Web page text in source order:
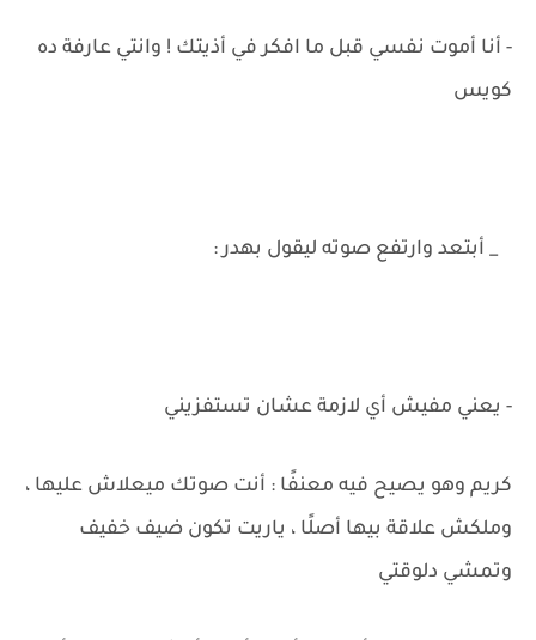
- أنا أموت نفسي قبل ما افكر في أذيتك ! وانتي عارفة ده
كويس
_ أبتعد وارتفع صوته ليقول بهدر :
- يعني مفيش أي لازمة عشان تستفزيني
كريم وهو يصيح فيه معنفًا : أنت صوتك ميعلاش عليها ،
وملكش علاقة بيها أصلًا ، ياريت تكون ضيف خفيف
وتمشي دلوقتي